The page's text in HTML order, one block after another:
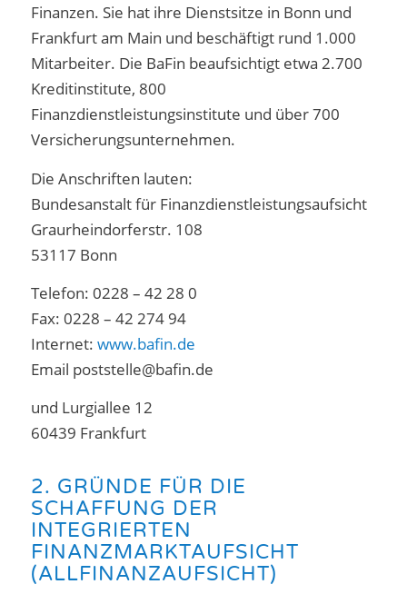
Finanzen. Sie hat ihre Dienstsitze in Bonn und
Frankfurt am Main und beschäftigt rund 1.000
Mitarbeiter. Die BaFin beaufsichtigt etwa 2.700
Kreditinstitute, 800
Finanzdienstleistungsinstitute und über 700
Versicherungsunternehmen.
Die Anschriften lauten:
Bundesanstalt für Finanzdienstleistungsaufsicht
Graurheindorferstr. 108
53117 Bonn
Telefon: 0228 – 42 28 0
Fax: 0228 – 42 274 94
Internet: www.bafin.de
Email poststelle@bafin.de
und Lurgiallee 12
60439 Frankfurt
2. GRÜNDE FÜR DIE
SCHAFFUNG DER
INTEGRIERTEN
FINANZMARKTAUFSICHT
(ALLFINANZAUFSICHT)